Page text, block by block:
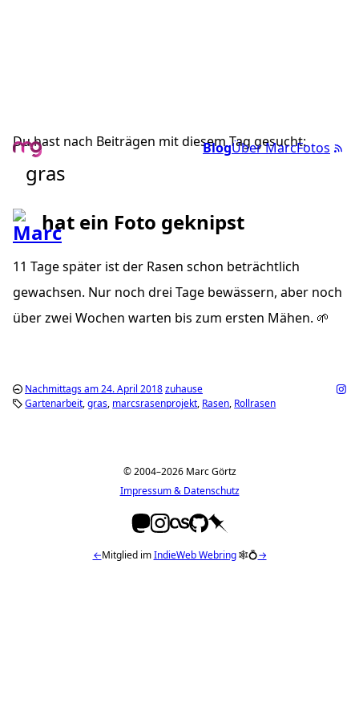
BlogÜber MarcFotos
Du hast nach Beiträgen mit diesem Tag gesucht:
gras
hat ein Foto geknipst
11 Tage später ist der Rasen schon beträchtlich
gewachsen. Nur noch drei Tage bewässern, aber noch
über zwei Wochen warten bis zum ersten Mähen. 🌱
Nachmittags am 24. April 2018zuhause
Gartenarbeit gras marcsrasenprojekt Rasen Rollrasen
© 2004–2026 Marc Görtz
Impressum & Datenschutz
←Mitglied imIndieWeb Webring🕸💍→